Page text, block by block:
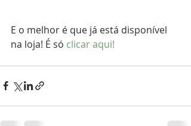
E o melhor é que já está disponível
na loja! É só clicar aqui!